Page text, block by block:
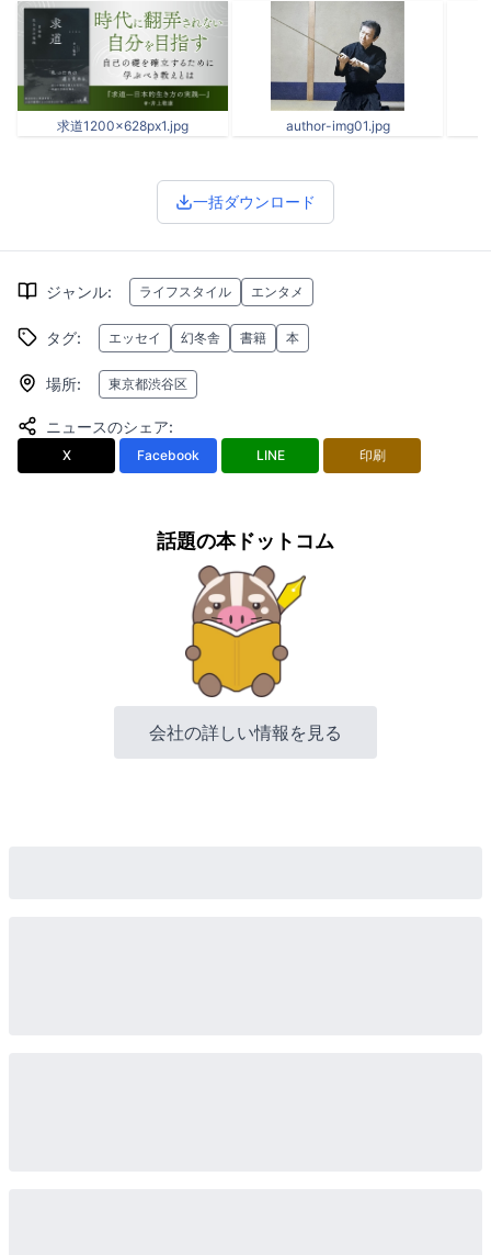
求道1200×628px1.jpg author-img01.jpg
一括ダウンロード
ジャンル: ライフスタイル エンタメ
タグ: エッセイ 幻冬舎 書籍 本
場所: 東京都渋谷区
ニュースのシェア:
X Facebook LINE 印刷
話題の本ドットコム
会社の詳しい情報を見る